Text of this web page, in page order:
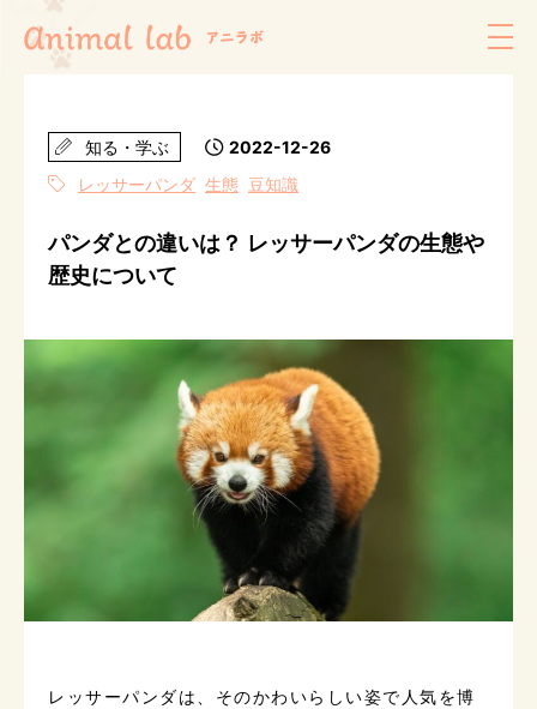
知る・学ぶ
2022-12-26
レッサーパンダ 生態 豆知識
パンダとの違いは？ レッサーパンダの生態や
歴史について
レッサーパンダは、そのかわいらしい姿で人気を博